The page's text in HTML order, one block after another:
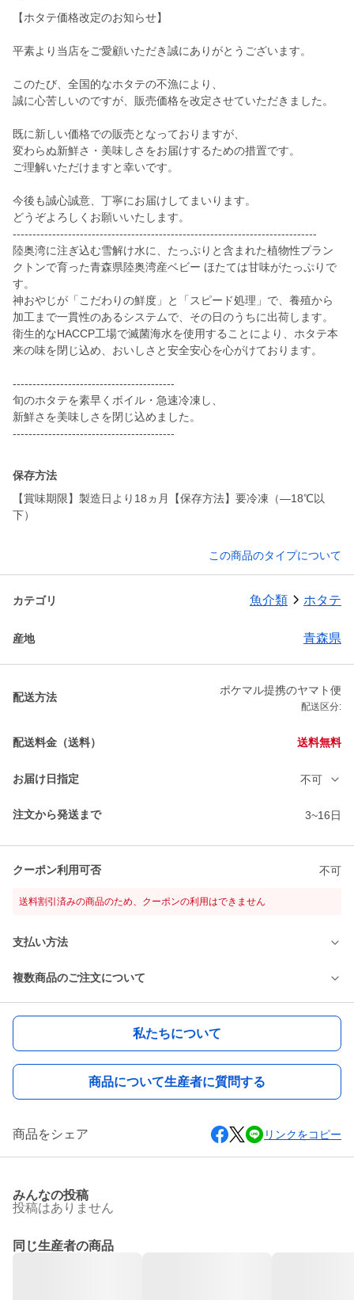
【ホタテ価格改定のお知らせ】
平素より当店をご愛顧いただき誠にありがとうございます。
このたび、全国的なホタテの不漁により、
誠に心苦しいのですが、販売価格を改定させていただきました。
既に新しい価格での販売となっておりますが、
変わらぬ新鮮さ・美味しさをお届けするための措置です。
ご理解いただけますと幸いです。
今後も誠心誠意、丁寧にお届けしてまいります。
どうぞよろしくお願いいたします。
-----------------------------------------------------------------------------
陸奥湾に注ぎ込む雪解け水に、たっぷりと含まれた植物性プラン
クトンで育った青森県陸奥湾産ベビー ほたては甘味がたっぷりで
す。
神おやじが「こだわりの鮮度」と「スピード処理」で、養殖から
加工まで一貫性のあるシステムで、その日のうちに出荷します。
衛生的なHACCP工場で滅菌海水を使用することにより、ホタテ本
来の味を閉じ込め、おいしさと安全安心を心がけております。
-----------------------------------------
旬のホタテを素早くボイル・急速冷凍し、
新鮮さを美味しさを閉じ込めました。
-----------------------------------------
保存方法
【賞味期限】製造日より18ヵ月【保存方法】要冷凍（―18℃以
下）
この商品のタイプについて
カテゴリ 魚介類 ホタテ
産地 青森県
配送方法
ポケマル提携のヤマト便
配送区分:
配送料金（送料） 送料無料
お届け日指定 不可
注文から発送まで 3~16日
クーポン利用可否 不可
送料割引済みの商品のため、クーポンの利用はできません
支払い方法
複数商品のご注文について
私たちについて
商品について生産者に質問する
商品をシェア リンクをコピー
みんなの投稿
投稿はありません
同じ生産者の商品